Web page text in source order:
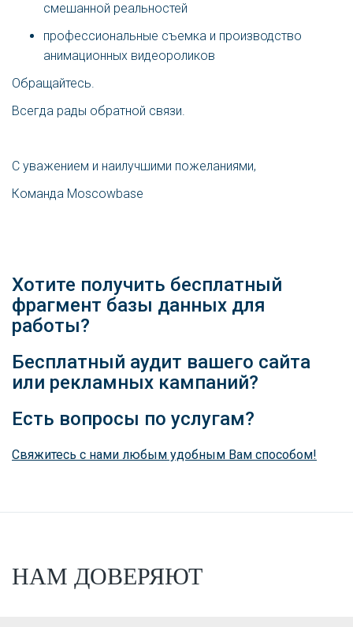
смешанной реальностей
профессиональные съемка и производство
анимационных видеороликов
Обращайтесь.
Всегда рады обратной связи.
С уважением и наилучшими пожеланиями,
Команда Moscowbase
Хотите получить бесплатный
фрагмент базы данных для
работы?
Бесплатный аудит вашего сайта
или рекламных кампаний?
Есть вопросы по услугам?
Свяжитесь с нами любым удобным Вам способом!
НАМ ДОВЕРЯЮТ